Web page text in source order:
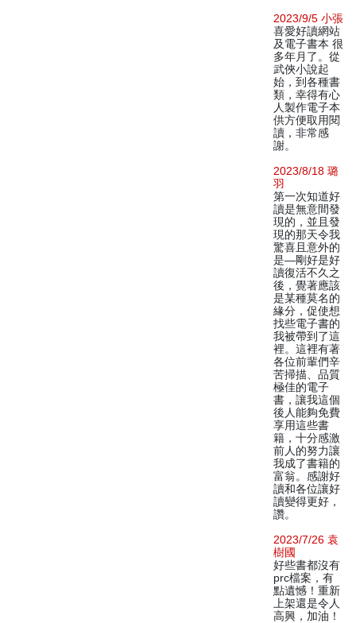
2023/9/5 小張
喜愛好讀網站
及電子書本 很
多年月了。從
武俠小說起
始，到各種書
類，幸得有心
人製作電子本
供方便取用閱
讀，非常感
謝。
2023/8/18 璐
羽
第一次知道好
讀是無意間發
現的，並且發
現的那天令我
驚喜且意外的
是—剛好是好
讀復活不久之
後，覺著應該
是某種莫名的
緣分，促使想
找些電子書的
我被帶到了這
裡。這裡有著
各位前輩們辛
苦掃描、品質
極佳的電子
書，讓我這個
後人能夠免費
享用這些書
籍，十分感激
前人的努力讓
我成了書籍的
富翁。感謝好
讀和各位讓好
讀變得更好，
讚。
2023/7/26 袁
樹國
好些書都沒有
prc檔案，有
點遺憾！重新
上架還是令人
高興，加油！